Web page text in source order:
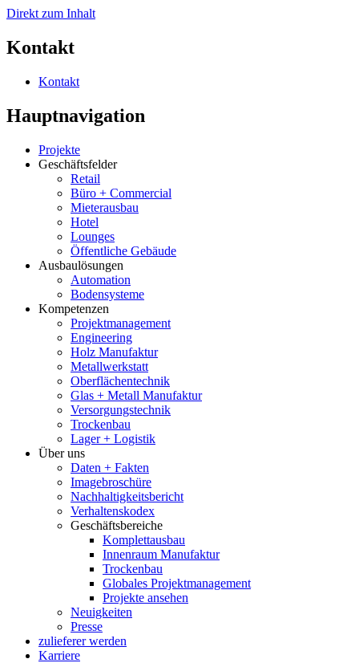
Direkt zum Inhalt
Kontakt
Kontakt
Hauptnavigation
Projekte
Geschäftsfelder
Retail
Büro + Commercial
Mieterausbau
Hotel
Lounges
Öffentliche Gebäude
Ausbaulösungen
Automation
Bodensysteme
Kompetenzen
Projektmanagement
Engineering
Holz Manufaktur
Metallwerkstatt
Oberflächentechnik
Glas + Metall Manufaktur
Versorgungstechnik
Trockenbau
Lager + Logistik
Über uns
Daten + Fakten
Imagebroschüre
Nachhaltigkeitsbericht
Verhaltenskodex
Geschäftsbereiche
Komplettausbau
Innenraum Manufaktur
Trockenbau
Globales Projektmanagement
Projekte ansehen
Neuigkeiten
Presse
zulieferer werden
Karriere